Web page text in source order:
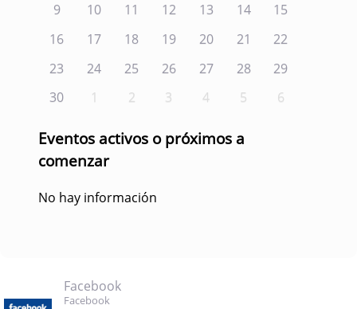
9
10 11 12 13 14
15
16
17 18 19 20 21
22
23
24 25 26 27 28
29
30
1 2 3 4 5 6
Eventos activos o próximos a
comenzar
No hay información
Facebook
Facebook